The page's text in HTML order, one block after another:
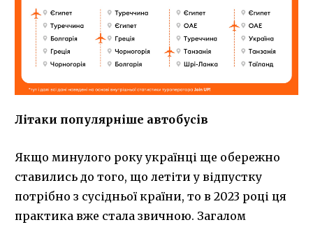
Літаки популярніше автобусів
Якщо минулого року українці ще обережно
ставились до того, що летіти у відпустку
потрібно з сусідньої країни, то в 2023 році ця
практика вже стала звичною. Загалом